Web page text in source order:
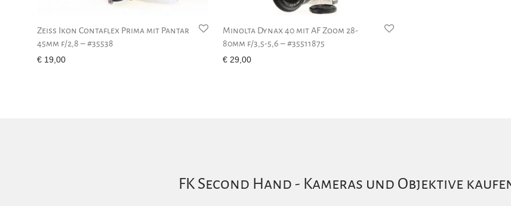
Zeiss Ikon Contaflex Prima mit Pantar
45mm f/2,8 – #35538
€ 19,00
Minolta Dynax 40 mit AF Zoom 28-
80mm f/3,5-5,6 – #35511875
€ 29,00
FK Second Hand - Kameras und Objektive